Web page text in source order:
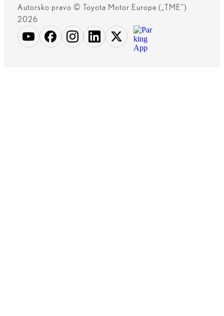
Autorsko pravo © Toyota Motor Europe („TME")
2026